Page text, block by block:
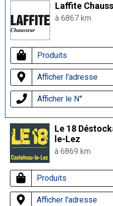
Laffite
à 6867 km
Produits
Afficher l'adresse
Afficher le N°
Le 18
le-Lez
à 6869 km
Produits
Afficher l'adresse